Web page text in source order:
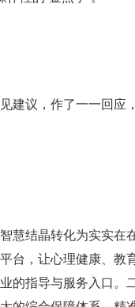
建议，作了一一回应
慧结晶转化为实实在
台，让心理健康、教
的指导与服务入口。